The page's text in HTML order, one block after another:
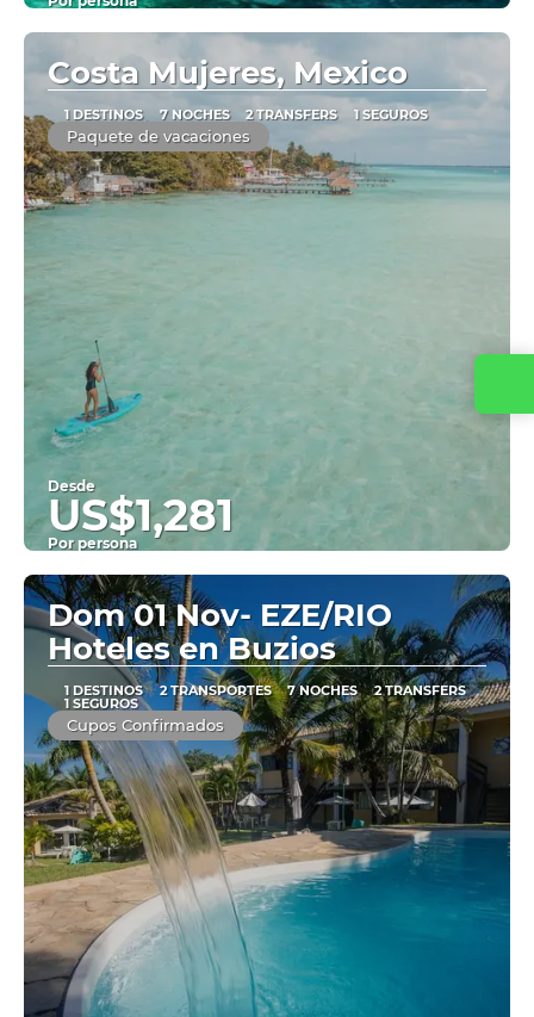
Ver
Costa Mujeres, Mexico
1 DESTINOS 7 NOCHES 2 TRANSFERS 1 SEGUROS
Paquete de vacaciones
Desde
US$1,281
Por persona
Ver
Dom 01 Nov- EZE/RIO
Hoteles en Buzios
1 DESTINOS 2 TRANSPORTES 7 NOCHES 2 TRANSFERS
1 SEGUROS
Cupos Confirmados